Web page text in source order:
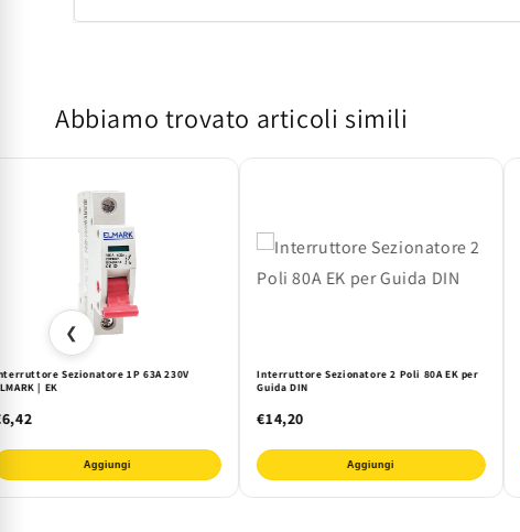
finestra
modale
Abbiamo trovato articoli simili
❮
Sezionatore 1P 63A 230V
| EK
Aggiungi
Interruttore Sezionatore 2 Poli 80A EK per
Guida DIN
€14,20
Aggiungi